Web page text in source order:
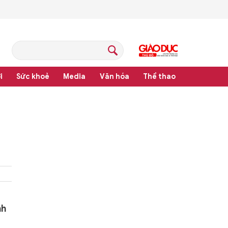
Sức khoẻ Media Văn hóa Thể thao